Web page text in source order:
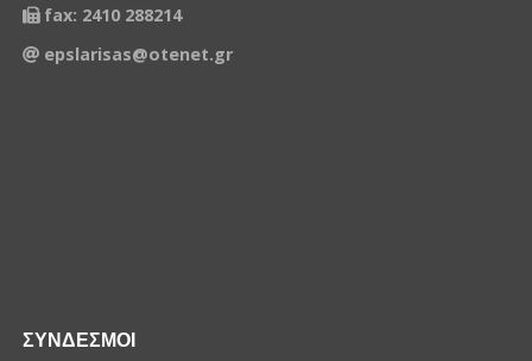
fax: 2410 288214
epslarisas@otenet.gr
ΣΥΝΔΕΣΜΟΙ